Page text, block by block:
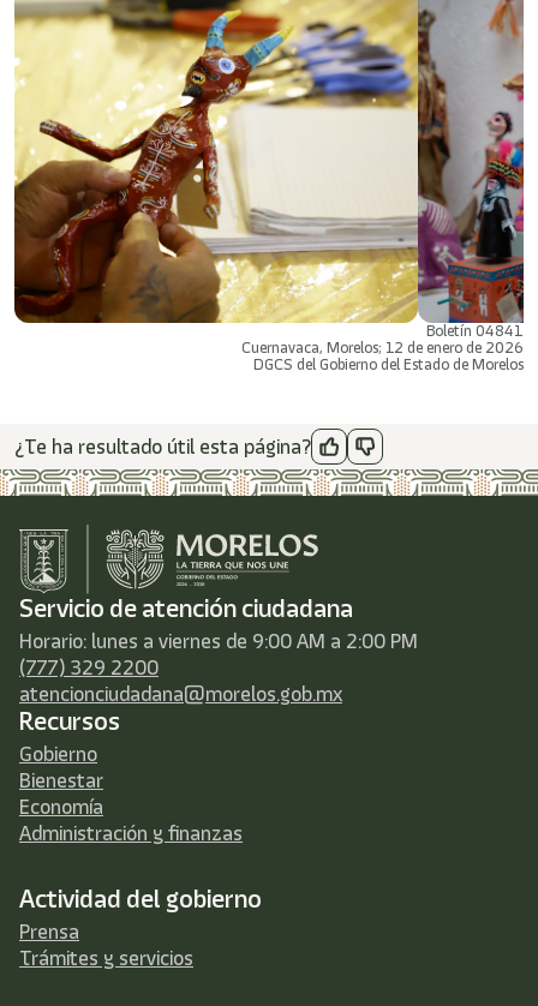
Boletín 04841
Cuernavaca, Morelos; 12 de enero de 2026
DGCS del Gobierno del Estado de Morelos
¿Te ha resultado útil esta página?
Servicio de atención ciudadana
Horario: lunes a viernes de 9:00 AM a 2:00 PM
(777) 329 2200
atencionciudadana@morelos.gob.mx
Recursos
Gobierno
Bienestar
Economía
Administración y finanzas
Actividad del gobierno
Prensa
Trámites y servicios